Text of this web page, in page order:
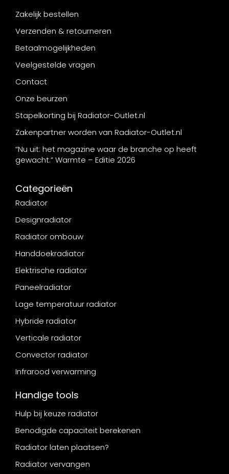
Zakelijk bestellen
Verzenden & retourneren
Betaalmogelijkheden
Veelgestelde vragen
Contact
Onze beurzen
Stapelkorting bij Radiator-Outlet.nl
Zakenpartner worden van Radiator-Outlet.nl
“Nu uit: het magazine waar de branche op heeft
gewacht.” Warmte – Editie 2026
Categorieën
Radiator
Designradiator
Radiator ombouw
Handdoekradiator
Elektrische radiator
Paneelradiator
Lage temperatuur radiator
Hybride radiator
Verticale radiator
Convector radiator
Infrarood verwarming
Handige tools
Hulp bij keuze radiator
Benodigde capaciteit berekenen
Radiator laten plaatsen?
Radiator vervangen